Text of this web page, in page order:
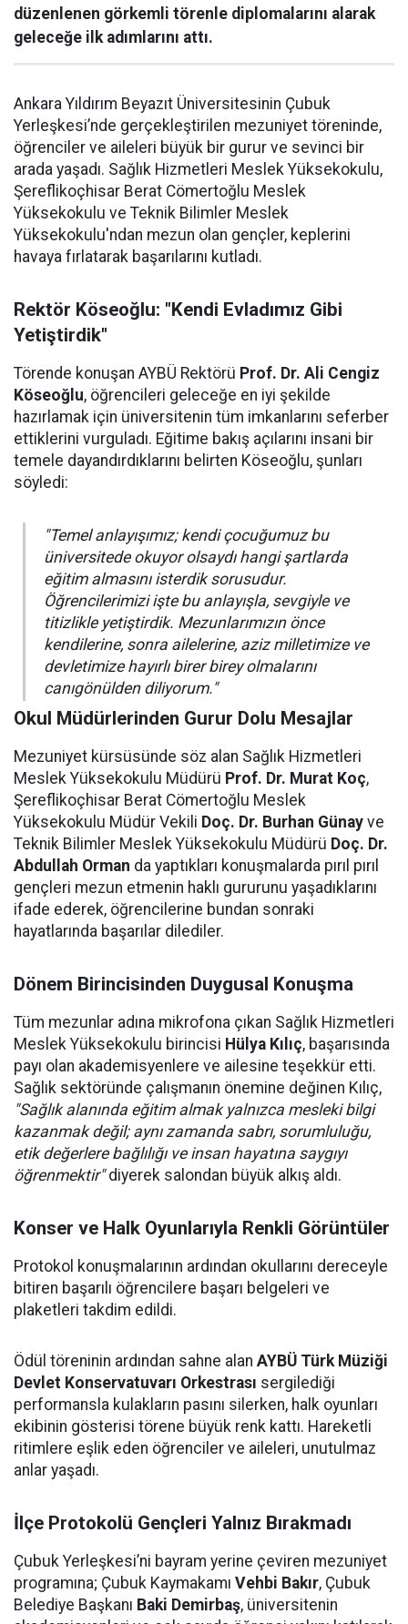
düzenlenen görkemli törenle diplomalarını alarak
geleceğe ilk adımlarını attı.
Ankara Yıldırım Beyazıt Üniversitesinin Çubuk
Yerleşkesi’nde gerçekleştirilen mezuniyet töreninde,
öğrenciler ve aileleri büyük bir gurur ve sevinci bir
arada yaşadı. Sağlık Hizmetleri Meslek Yüksekokulu,
Şereflikoçhisar Berat Cömertoğlu Meslek
Yüksekokulu ve Teknik Bilimler Meslek
Yüksekokulu'ndan mezun olan gençler, keplerini
havaya fırlatarak başarılarını kutladı.
Rektör Köseoğlu: "Kendi Evladımız Gibi
Yetiştirdik"
Törende konuşan AYBÜ Rektörü Prof. Dr. Ali Cengiz
Köseoğlu, öğrencileri geleceğe en iyi şekilde
hazırlamak için üniversitenin tüm imkanlarını seferber
ettiklerini vurguladı. Eğitime bakış açılarını insani bir
temele dayandırdıklarını belirten Köseoğlu, şunları
söyledi:
"Temel anlayışımız; kendi çocuğumuz bu
üniversitede okuyor olsaydı hangi şartlarda
eğitim almasını isterdik sorusudur.
Öğrencilerimizi işte bu anlayışla, sevgiyle ve
titizlikle yetiştirdik. Mezunlarımızın önce
kendilerine, sonra ailelerine, aziz milletimize ve
devletimize hayırlı birer birey olmalarını
canıgönülden diliyorum."
Okul Müdürlerinden Gurur Dolu Mesajlar
Mezuniyet kürsüsünde söz alan Sağlık Hizmetleri
Meslek Yüksekokulu Müdürü Prof. Dr. Murat Koç,
Şereflikoçhisar Berat Cömertoğlu Meslek
Yüksekokulu Müdür Vekili Doç. Dr. Burhan Günay ve
Teknik Bilimler Meslek Yüksekokulu Müdürü Doç. Dr.
Abdullah Orman da yaptıkları konuşmalarda pırıl pırıl
gençleri mezun etmenin haklı gururunu yaşadıklarını
ifade ederek, öğrencilerine bundan sonraki
hayatlarında başarılar dilediler.
Dönem Birincisinden Duygusal Konuşma
Tüm mezunlar adına mikrofona çıkan Sağlık Hizmetleri
Meslek Yüksekokulu birincisi Hülya Kılıç, başarısında
payı olan akademisyenlere ve ailesine teşekkür etti.
Sağlık sektöründe çalışmanın önemine değinen Kılıç,
"Sağlık alanında eğitim almak yalnızca mesleki bilgi
kazanmak değil; aynı zamanda sabrı, sorumluluğu,
etik değerlere bağlılığı ve insan hayatına saygıyı
öğrenmektir"diyerek salondan büyük alkış aldı.
Konser ve Halk Oyunlarıyla Renkli Görüntüler
Protokol konuşmalarının ardından okullarını dereceyle
bitiren başarılı öğrencilere başarı belgeleri ve
plaketleri takdim edildi.
Ödül töreninin ardından sahne alan AYBÜ Türk Müziği
Devlet Konservatuvarı Orkestrası sergilediği
performansla kulakların pasını silerken, halk oyunları
ekibinin gösterisi törene büyük renk kattı. Hareketli
ritimlere eşlik eden öğrenciler ve aileleri, unutulmaz
anlar yaşadı.
İlçe Protokolü Gençleri Yalnız Bırakmadı
Çubuk Yerleşkesi’ni bayram yerine çeviren mezuniyet
programına; Çubuk Kaymakamı Vehbi Bakır, Çubuk
Belediye Başkanı Baki Demirbaş, üniversitenin